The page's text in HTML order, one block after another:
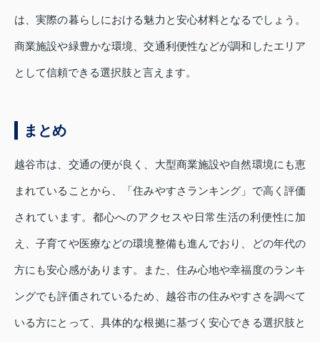
は、実際の暮らしにおける魅力と安心材料となるでしょう。
商業施設や緑豊かな環境、交通利便性などが調和したエリア
として信頼できる選択肢と言えます。
まとめ
越谷市は、交通の便が良く、大型商業施設や自然環境にも恵
まれていることから、「住みやすさランキング」で高く評価
されています。都心へのアクセスや日常生活の利便性に加
え、子育てや医療などの環境整備も進んでおり、どの年代の
方にも安心感があります。また、住み心地や幸福度のランキ
ングでも評価されているため、越谷市の住みやすさを調べて
いる方にとって、具体的な根拠に基づく安心できる選択肢と